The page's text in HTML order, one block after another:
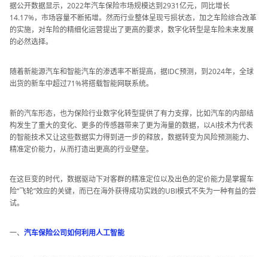
据公开数据显示，2022年汽车保险市场规模达到2931亿元，同比增长
14.17%，市场容量不断拓增。然而行业整体呈现亏损状态，加之车险综合改革
的实施，对车险的精细化运营提出了更高的要求，数字化转型是车险未来发展
的必然选择。
随着新能源汽车和智能汽车的渗透率不断提高，据IDC预测，到2024年，全球
出货的新车中超过71%将搭载智能网联系统。
新的汽车形态，也为保险行业数字化转型提供了有力支撑，比如汽车的内部结
构发生了重大的变化、更多的传感器带来了更为海量的数据，以AI技术为代表
的智能技术又让这些数据实力得到进一步的释放，数据转变为风险预测能力、
精准定价能力，从而打造出更高的行业壁垒。
在这巨变的时代，数据驱动下对客群的精准定位以及出色的定价能力是掌握车
险“飞轮”效应的关键，而已在海外获得成功实践的UBI模式不失为一种有益的尝
试。
一、 汽车保险公司如何利用人工智能